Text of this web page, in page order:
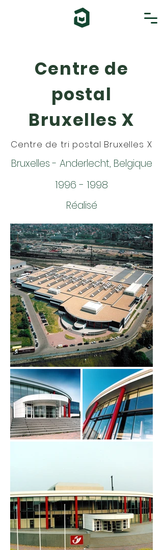
Centre de
postal
Bruxelles X
Centre de tri postal Bruxelles X
Bruxelles - Anderlecht, Belgique
1996 - 1998
Réalisé